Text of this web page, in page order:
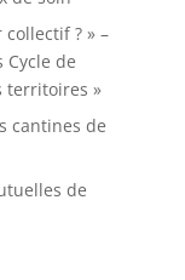
? » –
Cycle de
territoires »
cantines de
de